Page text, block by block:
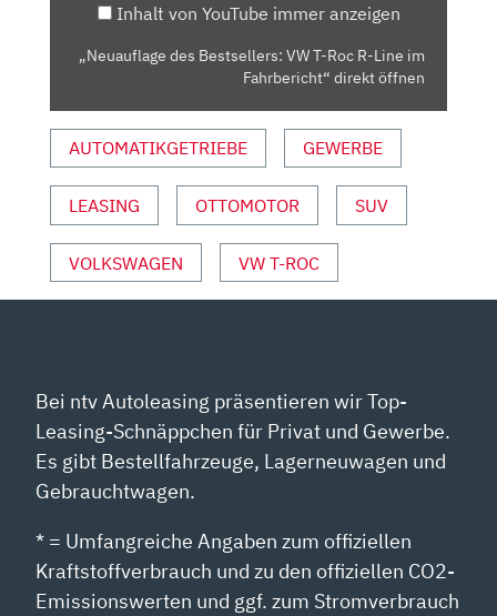
FAHRBERICHT“
YOUTUBE
ANZEIGEN
Inhalt von YouTube immer anzeigen
„Neuauflage des Bestsellers: VW T-Roc R-Line im
Fahrbericht“ direkt öffnen
AUTOMATIKGETRIEBE GEWERBE
LEASING OTTOMOTOR SUV
VOLKSWAGEN VW T-ROC
Bei ntv Autoleasing präsentieren wir Top-
Leasing-Schnäppchen für Privat und Gewerbe.
Es gibt Bestellfahrzeuge, Lagerneuwagen und
Gebrauchtwagen.
* = Umfangreiche Angaben zum offiziellen
Kraftstoffverbrauch und zu den offiziellen CO2-
Emissionswerten und ggf. zum Stromverbrauch